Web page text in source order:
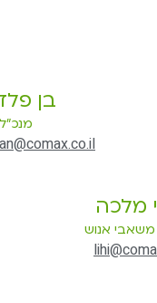
בן
מנכ"ל
מלכה
אנוש